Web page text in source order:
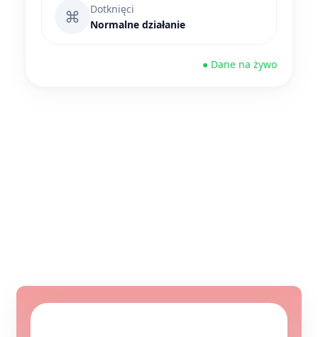
⌘
Dotknięci
Normalne działanie
● Dane na żywo